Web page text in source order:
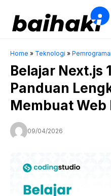
content
Home » Teknologi »
Belajar Next.js
Panduan
Membuat Web
09/04/2026